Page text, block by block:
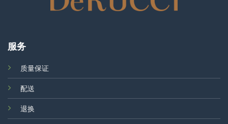
服务
质量保证
配送
退换